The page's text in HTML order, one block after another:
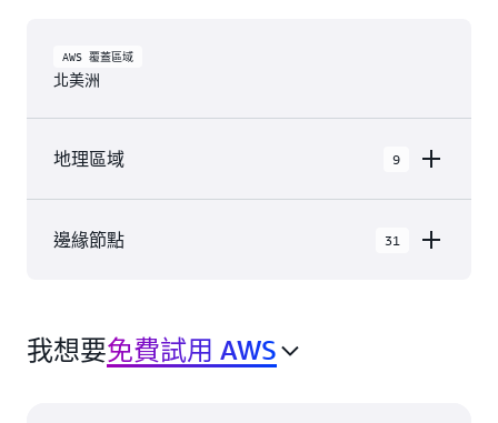
AWS 覆蓋區域
北美洲
地理區域 9
加拿大西部 (卡加利)
邊緣節點 31
位置。
我想要免費試用 AWS